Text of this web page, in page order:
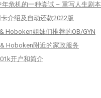
年危机的一种尝试 – 重写人生剧本
介绍及自动还款2022版
Hoboken姐妹们推荐的OB/GYN
Hoboken附近的家政服务
开户和简介